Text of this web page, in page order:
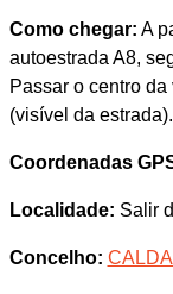
Como chegar: A
autoestrada A8,
Passar o centro
(visível da estrada).
Coordenadas
Localidade: Salir
Concelho: